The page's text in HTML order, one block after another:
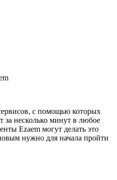
с помощью которых
несколько минут в любое
Ezaem могут делать это
нужно для начала пройти